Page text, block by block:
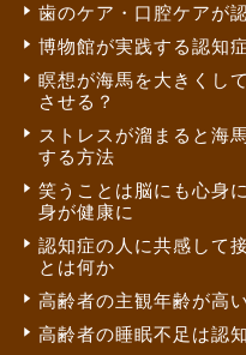
歯のケア・口腔ケアが
博物館が実践する認知
瞑想が海馬を大きくし
させる？
ストレスが溜まると海
する方法
笑うことは脳にも心身
身が健康に
認知症の人に共感して
とは何か
高齢者の主観年齢が高
高齢者の睡眠不足は認